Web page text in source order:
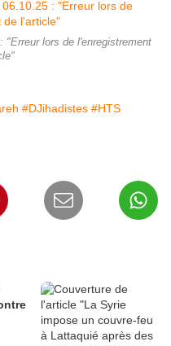
"Erreur lors de l'enregistrement
#DJihadistes #HTS